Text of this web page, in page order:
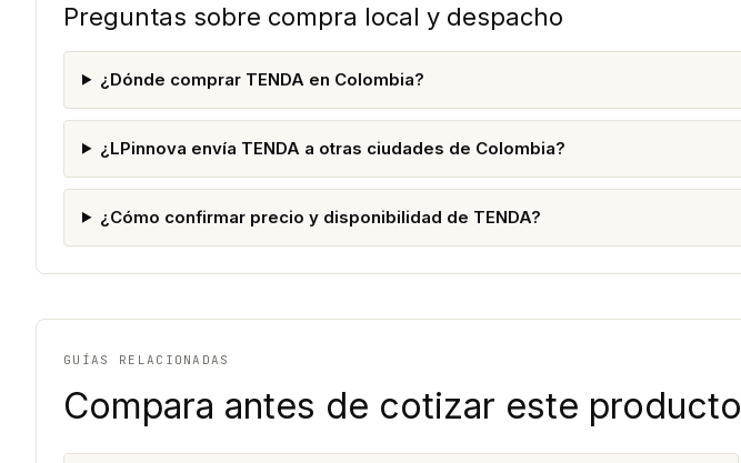
Preguntas sobre compra local y despacho
¿Dónde comprar TENDA en Colombia?
¿LPinnova envía TENDA a otras ciudades de Colombia?
¿Cómo confirmar precio y disponibilidad de TENDA?
GUÍAS RELACIONADAS
Compara antes de cotizar este producto